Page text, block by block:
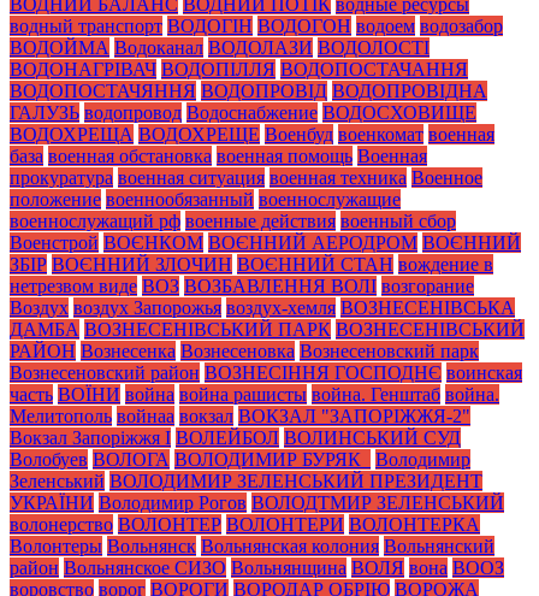
водный транспорт ВОДОГІН ВОДОГОН водоем водозабор
ВОДОЙМА Водоканал ВОДОЛАЗИ ВОДОЛОСТІ
ВОДОНАГРІВАЧ ВОДОПІЛЛЯ ВОДОПОСТАЧАННЯ
ВОДОПОСТАЧЯННЯ ВОДОПРОВІД ВОДОПРОВІДНА
ГАЛУЗЬ водопровод Водоснабжение ВОДОСХОВИЩЕ
ВОДОХРЕЩА ВОДОХРЕЩЕ Военбуд военкомат военная
база военная обстановка военная помощь Военная
прокуратура военная ситуация военная техника Военное
положение военнообязанный военнослужащие
военнослужащий рф военные действия военный сбор
Военстрой ВОЄНКОМ ВОЄННИЙ АЕРОДРОМ ВОЄННИЙ
ЗБІР ВОЄННИЙ ЗЛОЧИН ВОЄННИЙ СТАН вождение в
нетрезвом виде ВОЗ ВОЗБАВЛЕННЯ ВОЛІ возгорание
Воздух воздух Запорожья воздух-хемля ВОЗНЕСЕНІВСЬКА
ДАМБА ВОЗНЕСЕНІВСЬКИЙ ПАРК ВОЗНЕСЕНІВСЬКИЙ
РАЙОН Вознесенка Вознесеновка Вознесеновский парк
Вознесеновский район ВОЗНЕСІННЯ ГОСПОДНЄ воинская
часть ВОЇНИ война война рашисты война. Генштаб война.
Мелитополь войнаа вокзал ВОКЗАЛ "ЗАПОРІЖЖЯ-2"
Вокзал Запоріжжя І ВОЛЕЙБОЛ ВОЛИНСЬКИЙ СУД
Волобуев ВОЛОГА ВОЛОДИМИР БУРЯК_
Володимир
Зеленський ВОЛОДИМИР ЗЕЛЕНСЬКИЙ ПРЕЗИДЕНТ
УКРАЇНИ Володимир Рогов ВОЛОДТМИР ЗЕЛЕНСЬКИЙ
волонерство ВОЛОНТЕР ВОЛОНТЕРИ ВОЛОНТЕРКА
Волонтеры Вольнянск Вольнянская колония Вольнянский
район Вольнянское СИЗО Вольнянщина ВОЛЯ вона ВООЗ
воровство ворог ВОРОГИ ВОРОДАР ОБРІЮ ВОРОЖА